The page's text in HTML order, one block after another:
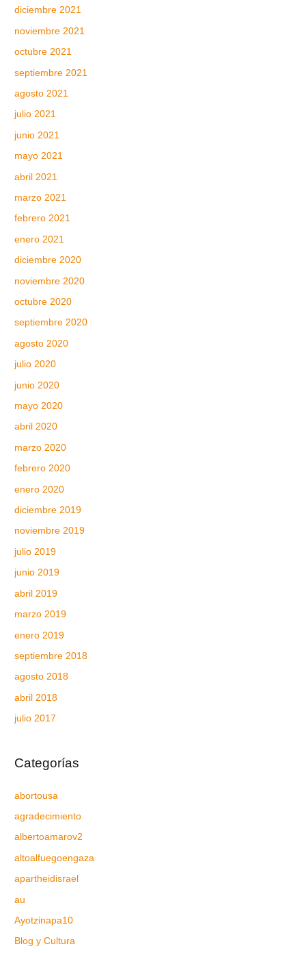
diciembre 2021
noviembre 2021
octubre 2021
septiembre 2021
agosto 2021
julio 2021
junio 2021
mayo 2021
abril 2021
marzo 2021
febrero 2021
enero 2021
diciembre 2020
noviembre 2020
octubre 2020
septiembre 2020
agosto 2020
julio 2020
junio 2020
mayo 2020
abril 2020
marzo 2020
febrero 2020
enero 2020
diciembre 2019
noviembre 2019
julio 2019
junio 2019
abril 2019
marzo 2019
enero 2019
septiembre 2018
agosto 2018
abril 2018
julio 2017
Categorías
abortousa
agradecimiento
albertoamarov2
altoalfuegoengaza
apartheidisrael
au
Ayotzinapa10
Blog y Cultura